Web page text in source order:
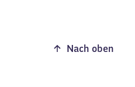
Nach oben